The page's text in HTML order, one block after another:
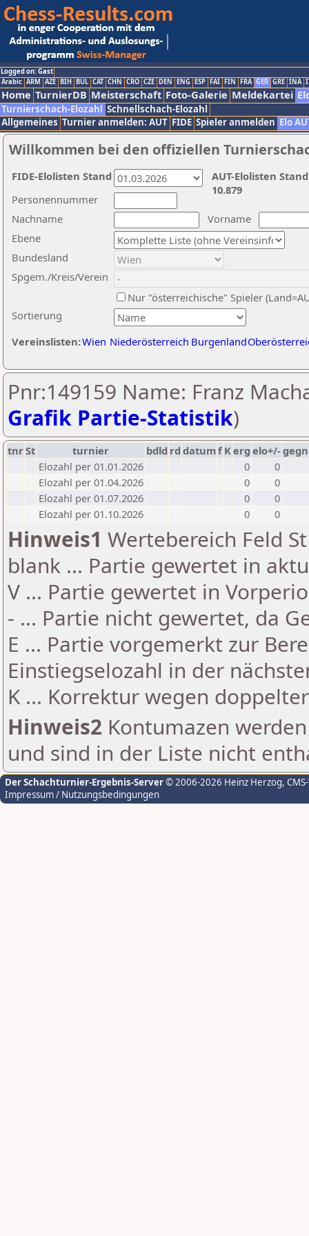
Logged on: Gast
Arabic ARM AZE BIH BUL CAT CHN CRO CZE DEN ENG ESP FAI FIN FRA GER GRE INA
Home TurnierDB Meisterschaft Foto-Galerie Meldekartei
Turnierschach-Elozahl Schnellschach-Elozahl
Allgemeines Turnier anmelden: AUT FIDE Spieler anmelden Elo
Willkommen bei den offiziellen
Nachname
Vorname
Ebene
Sortierung
Personennummer
Bundesland
Spgem./Kreis/Verein
Nur "österreichische" Spieler
Vereinslisten:Wien Niederösterreich Burgenland
AUT-Elolisten
10.879
FIDE-Elolisten Stand
Pnr:149159 Name: Franz
Grafik Partie-Statistik)
tnrSt turnier bdld rd datumf Kerg elo+/-
Elozahl per 01.01.2026
0
0
Elozahl per 01.04.2026
0
0
Elozahl per 01.07.2026
0
0
Elozahl per 01.10.2026
0 0
Hinweis1 Wertebereich Feld
blank ... Partie gewertet in
V ... Partie gewertet in
- ... Partie nicht gewertet, da
E ... Partie vorgemerkt zur
Einstiegselozahl in der
K ... Korrektur wegen
Hinweis2 Kontumazen
und sind in der Liste nicht
Der Schachturnier-Ergebnis-Server© 2006-2026 Heinz Herzog,
Impressum / Nutzungsbedingungen